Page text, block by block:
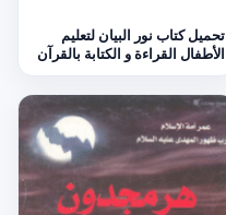
تحميل كتاب نور البيان لتعليم
الأطفال القراءة و الكتابة بالقرآن